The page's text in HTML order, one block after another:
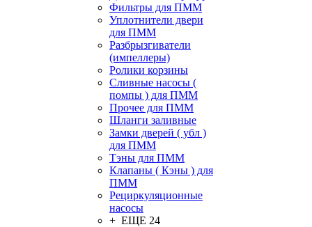
Фильтры для ПММ
Уплотнители двери
для ПММ
Разбрызгиватели
(импеллеры)
Ролики корзины
Сливные насосы (
помпы ) для ПММ
Прочее для ПММ
Шланги заливные
Замки дверей ( убл )
для ПММ
Тэны для ПММ
Клапаны ( Кэны ) для
ПММ
Рециркуляционные
насосы
+ ЕЩЕ 24